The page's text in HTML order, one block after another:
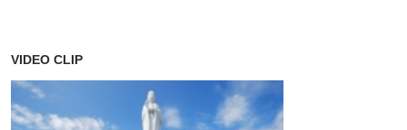
VIDEO CLIP